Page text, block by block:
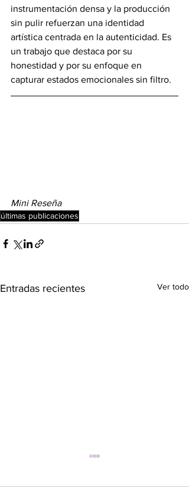
instrumentación densa y la producción
sin pulir refuerzan una identidad
artística centrada en la autenticidad. Es
un trabajo que destaca por su
honestidad y por su enfoque en
capturar estados emocionales sin filtro.
Mini Reseña
últimas publicaciones
Entradas recientes Ver todo